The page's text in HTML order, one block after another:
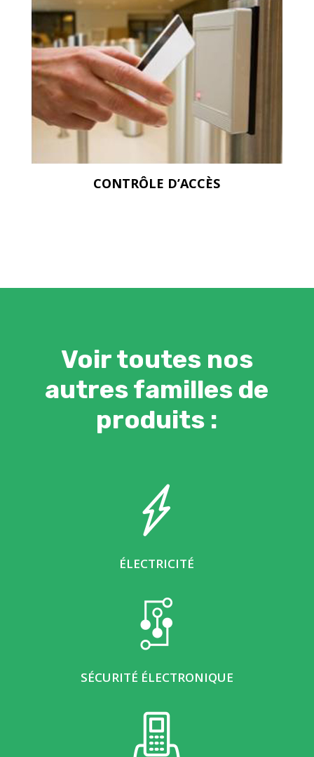
CONTRÔLE D’ACCÈS
Voir toutes nos
autres familles de
produits :
ÉLECTRICITÉ
SÉCURITÉ ÉLECTRONIQUE